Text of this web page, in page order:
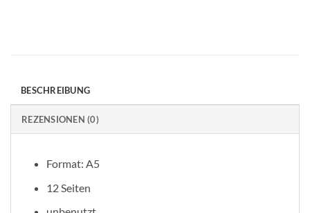
BESCHREIBUNG
REZENSIONEN (0)
Format: A5
12 Seiten